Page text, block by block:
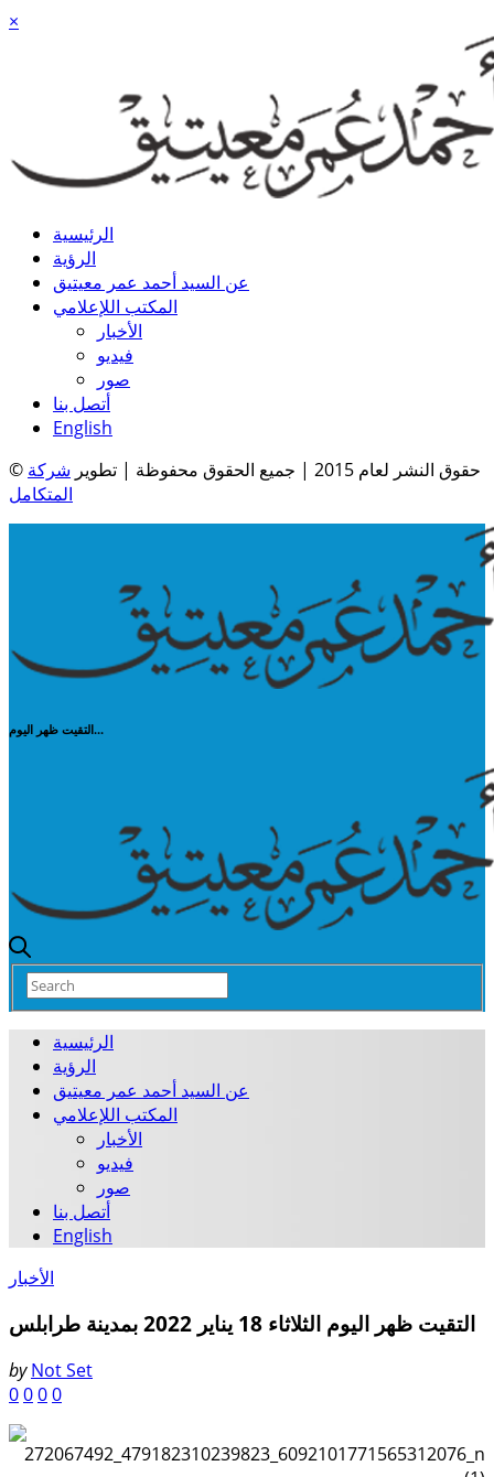
×
الرئيسية
الرؤية
عن السيد أحمد عمر معيتيق
المكتب اللإعلامي
الأخبار
فيديو
صور
أتصل بنا
English
© حقوق النشر لعام 2015 | جميع الحقوق محفوظة | تطوير
شركة
المتكامل
التقيت ظهر اليوم...
الرئيسية
الرؤية
عن السيد أحمد عمر معيتيق
المكتب اللإعلامي
الأخبار
فيديو
صور
أتصل بنا
English
الأخبار
التقيت ظهر اليوم الثلاثاء 18 يناير 2022 بمدينة طرابلس
by Not Set
0000